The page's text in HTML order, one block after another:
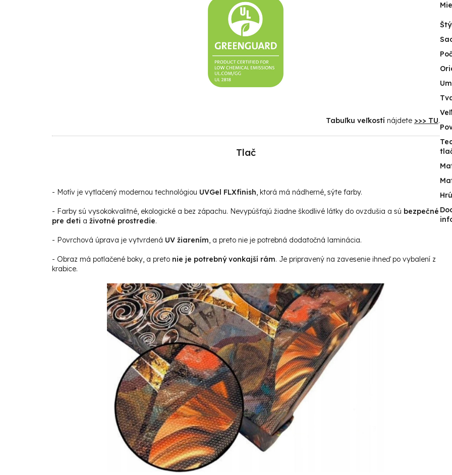
Tabuľku veľkostínájdete >>> TU.
Tlač
- Motív je vytlačený modernou technológiou UVGel FLXfinish, ktorá má nádherné, sýte farby.
- Farby sú vysokokvalitné, ekologické a bez zápachu. Nevypúšťajú žiadne škodlivé látky do ovzdušia a sú bezpečné
pre deti a životné prostredie.
- Povrchová úprava je vytvrdená UV žiarením, a preto nie je potrebná dodatočná laminácia.
- Obraz má potlačené boky, a preto nie je potrebný vonkajší rám. Je pripravený na zavesenie ihneď po vybalení z
krabice.